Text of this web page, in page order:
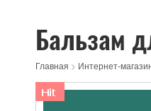
Бальзам
Главная > Интернет-